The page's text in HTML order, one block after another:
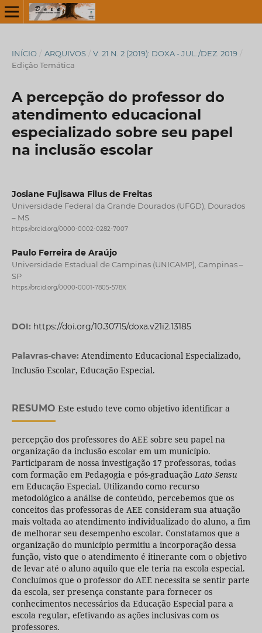
INÍCIO / ARQUIVOS / V. 21 N. 2 (2019): DOXA - JUL./DEZ. 2019 /
Edição Temática
A percepção do professor do
atendimento educacional
especializado sobre seu papel
na inclusão escolar
Josiane Fujisawa Filus de Freitas
Universidade Federal da Grande Dourados (UFGD), Dourados
– MS
https://orcid.org/0000-0002-0282-7007
Paulo Ferreira de Araújo
Universidade Estadual de Campinas (UNICAMP), Campinas –
SP
https://orcid.org/0000-0001-7805-578X
DOI: https://doi.org/10.30715/doxa.v21i2.13185
Palavras-chave: Atendimento Educacional Especializado,
Inclusão Escolar, Educação Especial.
RESUMO Este estudo teve como objetivo identificar a
percepção dos professores do AEE sobre seu papel na
organização da inclusão escolar em um município.
Participaram de nossa investigação 17 professoras, todas
com formação em Pedagogia e pós-graduação Lato Sensu
em Educação Especial. Utilizando como recurso
metodológico a análise de conteúdo, percebemos que os
conceitos das professoras de AEE consideram sua atuação
mais voltada ao atendimento individualizado do aluno, a fim
de melhorar seu desempenho escolar. Constatamos que a
organização do município permitiu a incorporação dessa
função, visto que o atendimento é itinerante com o objetivo
de levar até o aluno aquilo que ele teria na escola especial.
Concluímos que o professor do AEE necessita se sentir parte
da escola, ser presença constante para fornecer os
conhecimentos necessários da Educação Especial para a
escola regular, efetivando as ações inclusivas com os
professores.